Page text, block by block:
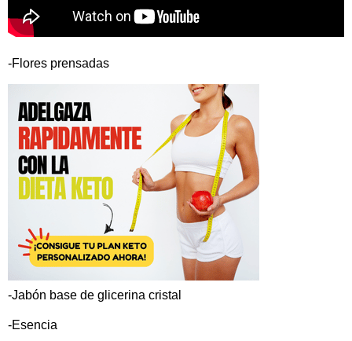
-Flores prensadas
-Jabón base de glicerina cristal
-Esencia